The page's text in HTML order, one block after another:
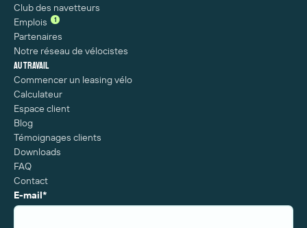
Club des navetteurs
Emplois
1
Partenaires
Notre réseau de vélocistes
Au travail
Commencer un leasing vélo
Calculateur
Espace client
Blog
Témoignages clients
Downloads
FAQ
Contact
E-mail*